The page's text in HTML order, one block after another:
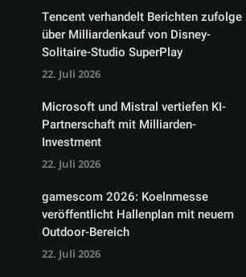
Tencent verhandelt Berichten zufolge
über Milliardenkauf von Disney-
Solitaire-Studio SuperPlay
22. Juli 2026
Microsoft und Mistral vertiefen KI-
Partnerschaft mit Milliarden-
Investment
22. Juli 2026
gamescom 2026: Koelnmesse
veröffentlicht Hallenplan mit neuem
Outdoor-Bereich
22. Juli 2026